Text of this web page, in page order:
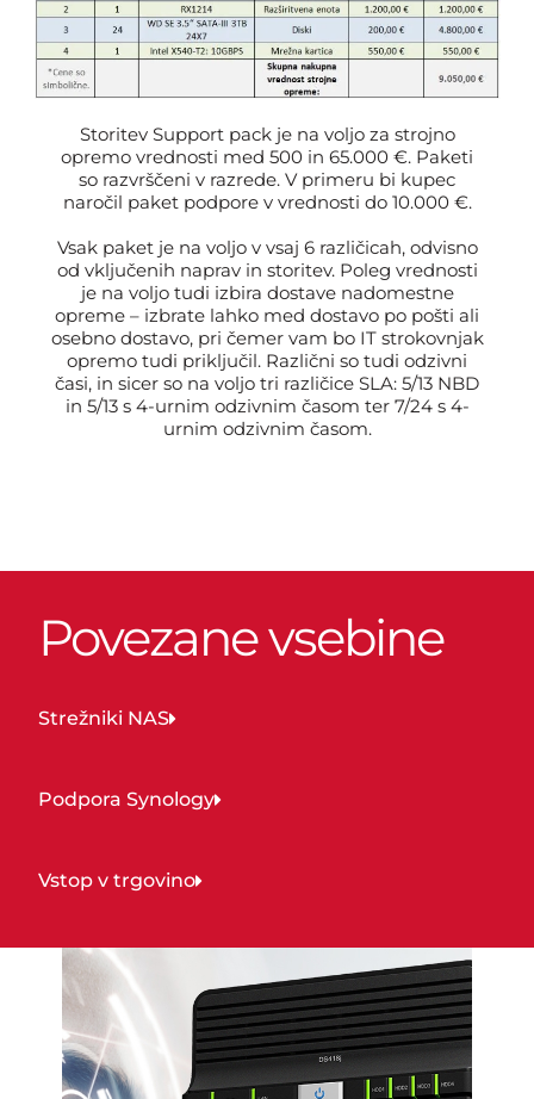
Storitev Support pack je na voljo za strojno
opremo vrednosti med 500 in 65.000 €. Paketi
so razvrščeni v razrede. V primeru bi kupec
naročil paket podpore v vrednosti do 10.000 €.
Vsak paket je na voljo v vsaj 6 različicah, odvisno
od vključenih naprav in storitev. Poleg vrednosti
je na voljo tudi izbira dostave nadomestne
opreme – izbrate lahko med dostavo po pošti ali
osebno dostavo, pri čemer vam bo IT strokovnjak
opremo tudi priključil. Različni so tudi odzivni
časi, in sicer so na voljo tri različice SLA: 5/13 NBD
in 5/13 s 4-urnim odzivnim časom ter 7/24 s 4-
urnim odzivnim časom.
Povezane vsebine
Strežniki NAS
Podpora Synology
Vstop v trgovino